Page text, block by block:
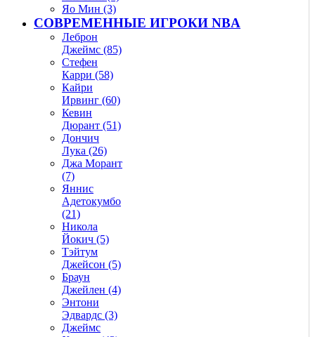
Яо Мин (3)
СОВРЕМЕННЫЕ ИГРОКИ NBA
Леброн
Джеймс (85)
Стефен
Карри (58)
Кайри
Ирвинг (60)
Кевин
Дюрант (51)
Дончич
Лука (26)
Джа Морант
(7)
Яннис
Адетокумбо
(21)
Никола
Йокич (5)
Тэйтум
Джейсон (5)
Браун
Джейлен (4)
Энтони
Эдвардс (3)
Джеймс